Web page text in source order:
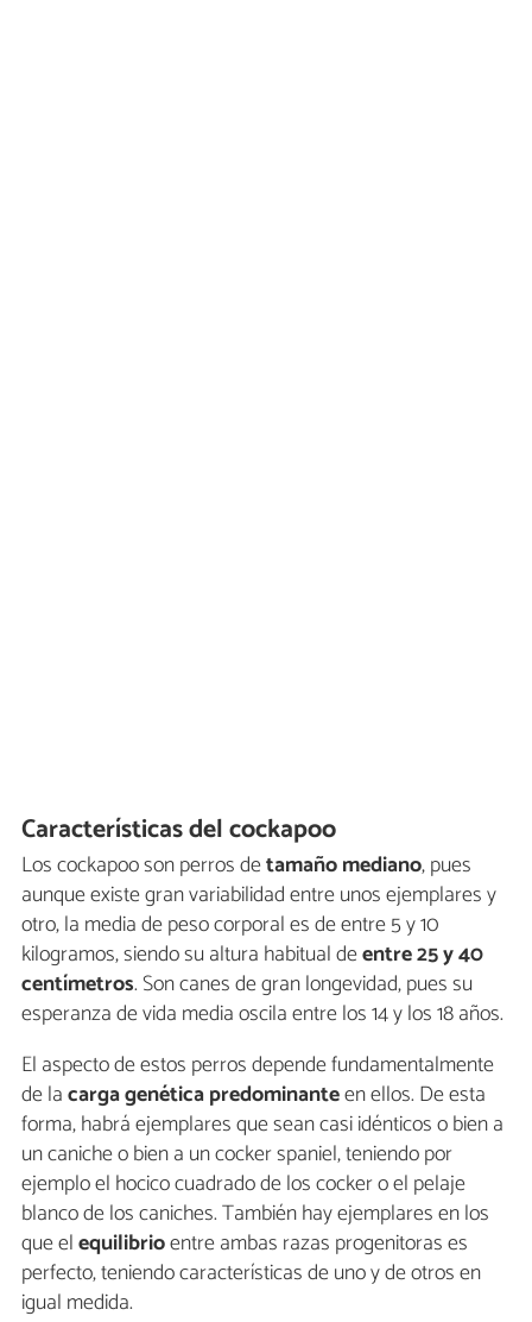
Características del cockapoo
Los cockapoo son perros detamaño mediano, pues
aunque existe gran variabilidad entre unos ejemplares y
otro, la media de peso corporal es de entre 5 y 10
kilogramos, siendo su altura habitual deentre 25 y 40
centímetros. Son canes de gran longevidad, pues su
esperanza de vida media oscila entre los 14 y los 18 años.
El aspecto de estos perros depende fundamentalmente
de lacarga genética predominanteen ellos. De esta
forma, habrá ejemplares que sean casi idénticos o bien a
un caniche o bien a un cocker spaniel, teniendo por
ejemplo el hocico cuadrado de los cocker o el pelaje
blanco de los caniches. También hay ejemplares en los
que elequilibrioentre ambas razas progenitoras es
perfecto, teniendo características de uno y de otros en
igual medida.